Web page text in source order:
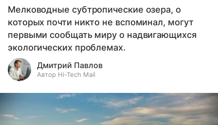
Мелководные субтропические озера, о
которых почти никто не вспоминал, могут
первыми сообщать миру о надвигающихся
экологических проблемах.
Дмитрий Павлов
Автор Hi-Tech Mail